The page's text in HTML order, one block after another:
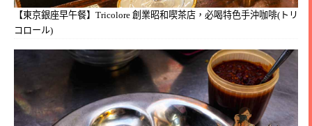
【東京銀座早午餐】Tricolore 創業昭和喫茶店，必喝特色手沖咖啡(トリ
コロール)